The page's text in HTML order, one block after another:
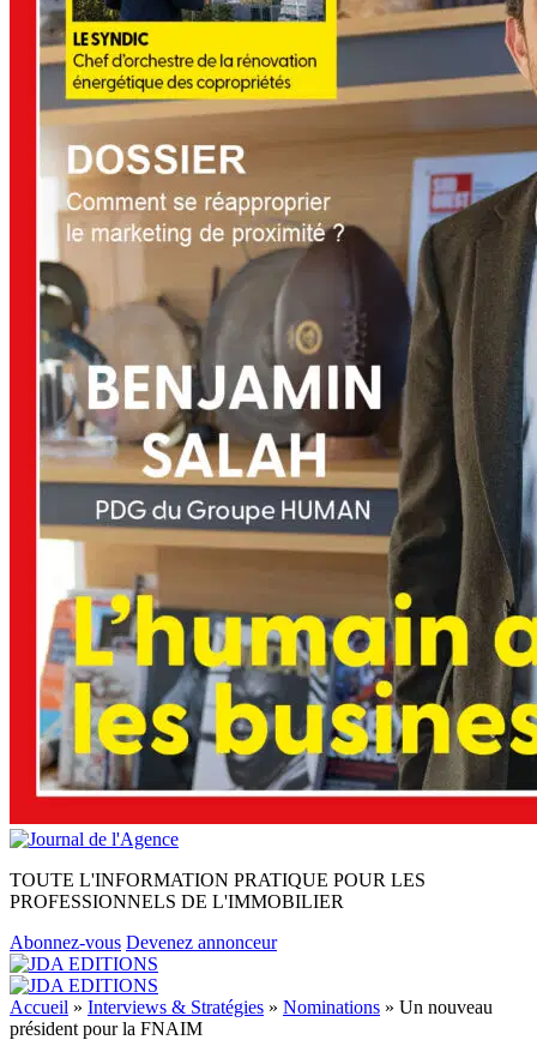
TOUTE L'INFORMATION PRATIQUE POUR LES
PROFESSIONNELS DE L'IMMOBILIER
Abonnez-vous Devenez annonceur
Accueil » Interviews & Stratégies » Nominations » Un nouveau
président pour la FNAIM